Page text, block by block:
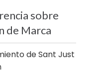
sobre
de Marca
de Sant Just